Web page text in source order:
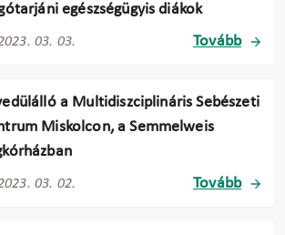
egészségügyis diákok
03. 03. Tovább
a Multidiszciplináris Sebészeti
Miskolcon, a Semmelweis
03. 02. Tovább